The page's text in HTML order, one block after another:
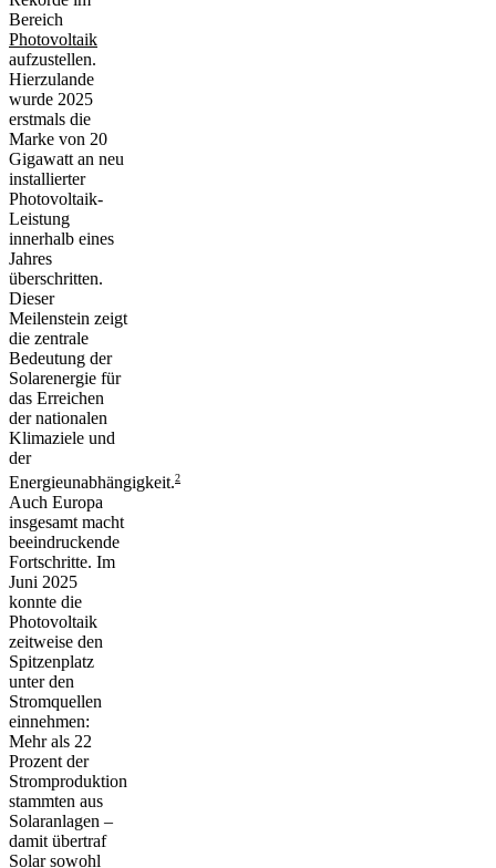
Bereich
Photovoltaik
aufzustellen.
Hierzulande
wurde 2025
erstmals die
Marke von 20
Gigawatt an neu
installierter
Photovoltaik-
Leistung
innerhalb eines
Jahres
überschritten.
Dieser
Meilenstein zeigt
die zentrale
Bedeutung der
Solarenergie für
das Erreichen
der nationalen
Klimaziele und
der
Energieunabhängigkeit.2
Auch Europa
insgesamt macht
beeindruckende
Fortschritte. Im
Juni 2025
konnte die
Photovoltaik
zeitweise den
Spitzenplatz
unter den
Stromquellen
einnehmen:
Mehr als 22
Prozent der
Stromproduktion
stammten aus
Solaranlagen –
damit übertraf
Solar sowohl